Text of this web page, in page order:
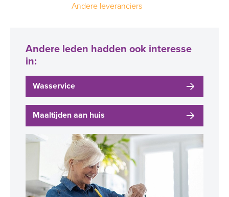
Andere leveranciers
Andere leden hadden ook interesse
in:
Wasservice
Maaltijden aan huis